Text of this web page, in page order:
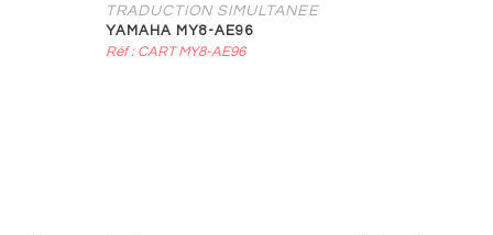
TRADUCTION SIMULTANEE
YAMAHA MY8-AE96
Réf : CART MY8-AE96